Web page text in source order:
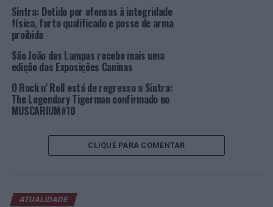
http://desportoinscricoes.cm-
sintra.pt/survey/index/sid/568782/newtest/Y/lang/pt
FICHA DE CANDIDATURA – GALA DOS CAMPEÕES DE
SINTRA – DESPORTO ESCOLAR/UNIVERSITÁRIO –
TÍTULOS INDIVIDUAIS
http://desportoinscricoes.cm-
FICHA DE CANDIDATURA – GALA DOS CAMPEÕES DE
Sintra: Detido por ofensas à integridade
física, furto qualificado e posse de arma
proibida
São João das Lampas recebe mais uma
edição das Exposições Caninas
O Rock n’ Roll está de regresso a Sintra:
The Legendary Tigerman confirmado no
MUSCARIUM#10
CLIQUE PARA COMENTAR
ATUALIDADE